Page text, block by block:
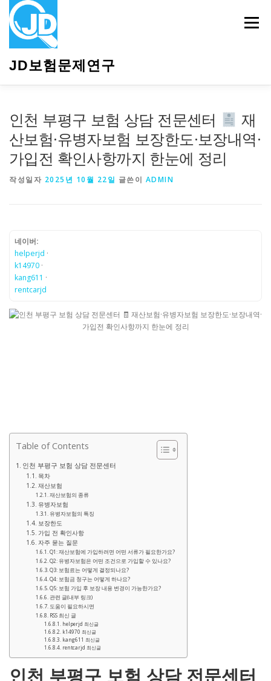
JD보험문제연구
메뉴
인천 부평구 보험 상담 전문센터
재
산보험·유병자보험 보장한도·보장내역·
가입전 확인사항까지 한눈에 정리
작성일자 2025년 10월 22일 글쓴이 ADMIN
네이버:
helperjd ·
k14970 ·
kang611 ·
rentcarjd
Table of Contents
인천 부평구 보험 상담 전문센터
목차
재산보험
재산보험의 종류
유병자보험
유병자보험의 특징
보장한도
가입 전 확인사항
자주 묻는 질문
Q1: 재산보험에 가입하려면 어떤 서류가 필요한가요?
Q2: 유병자보험은 어떤 조건으로 가입할 수 있나요?
Q3: 보험료는 어떻게 결정되나요?
Q4: 보험금 청구는 어떻게 하나요?
Q5: 보험 가입 후 보장 내용 변경이 가능한가요?
관련 글(내부 링크)
도움이 필요하시면
RSS 최신 글
helperjd 최신글
k14970 최신글
kang611 최신글
rentcarjd 최신글
인천 부평구 보험 상담 전문센터